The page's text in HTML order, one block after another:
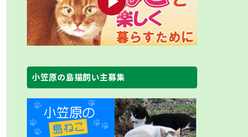
小笠原の島猫飼い主募集